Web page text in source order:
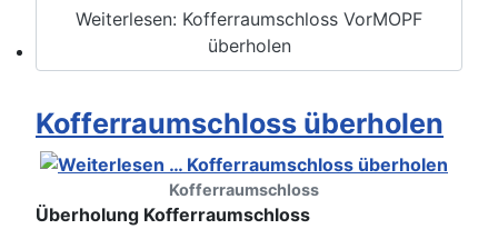
Werkstatt Artikel
Weiterlesen: Kofferraumschloss VorMOPF
überholen
Kofferraumschloss überholen
Kofferraumschloss
Überholung Kofferraumschloss